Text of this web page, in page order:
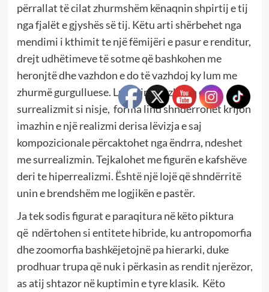
përrallat të cilat zhurmshëm kënaqnin shpirtij e tij
nga fjalët e gjyshës së tij. Këtu arti shërbehet nga
mendimi i kthimit te një fëmijëri e pasur e renditur,
drejt udhëtimeve të sotme që bashkohen me
heronjtë dhe vazhdon e do të vazhdoj ky lum me
zhurmë gurgulluese. Lundrimi vazhdon drejt
surrealizmit si nisje, forma lind shndërrohet krijon
imazhin e një realizmi derisa lëvizja e saj
kompozicionale përcaktohet nga ëndrra, ndeshet
me surrealizmin. Tejkalohet me figurën e kafshëve
deri te hiperrealizmi. Është një lojë që shndërritë
unin e brendshëm me logjikën e pastër.
Ja tek sodis figurat e paraqitura në këto piktura
që ndërtohen si entitete hibride, ku antropomorfia
dhe zoomorfia bashkëjetojnë pa hierarki, duke
prodhuar trupa që nuk i përkasin as rendit njerëzor,
as atij shtazor në kuptimin e tyre klasik. Këto